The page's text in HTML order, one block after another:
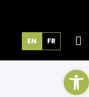
EN FR